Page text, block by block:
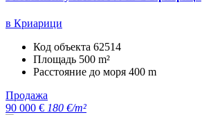
в Криарици
Код объекта 62514
Площадь 500 m²
Расстояние до моря 400 m
Продажа
90 000 € 180 €/m²